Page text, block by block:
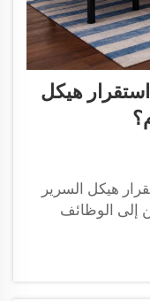
هيكل
هيكل السرير
إلى الوظائف
هيكل السرير
من استقراره قبل
الشخصية. لقد